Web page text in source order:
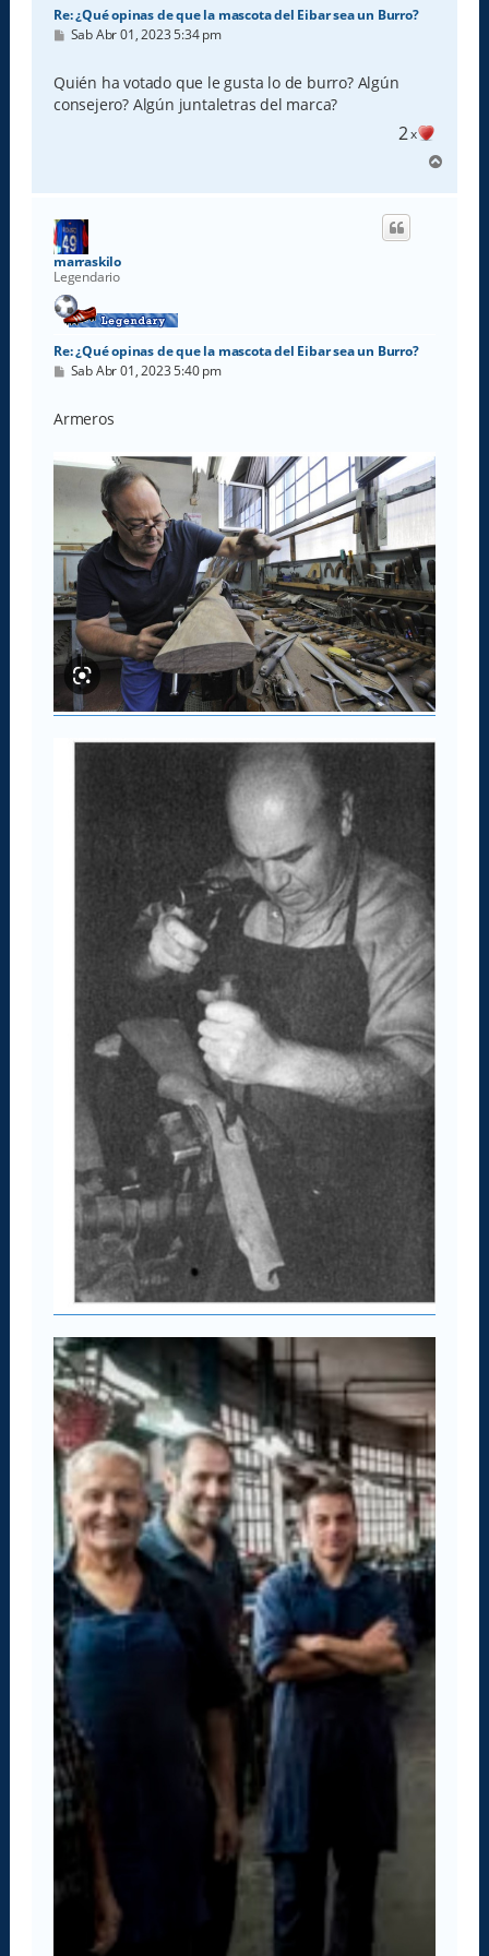
Re: ¿Qué opinas de que la mascota del Eibar sea un Burro?
M
s
a
j
Sab Abr 01, 2023 5:34 pm
Quién ha votado que le gusta lo de burro? Algún
consejero? Algún juntaletras del marca?
2x
r
marraskilo
Legendario
Re: ¿Qué opinas de que la mascota del Eibar sea un Burro?
M
s
a
e
Sab Abr 01, 2023 5:40 pm
Armeros